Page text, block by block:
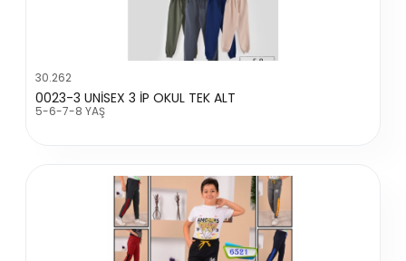
30.262
0023-3 UNİSEX 3 İP OKUL TEK ALT
5-6-7-8 YAŞ